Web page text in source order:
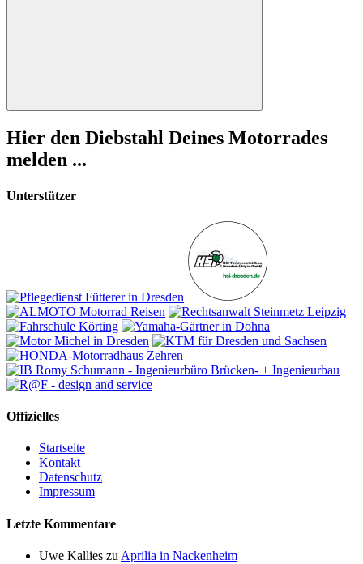
Suchen
Hier den Diebstahl Deines Motorrades
melden ...
Unterstützer
Offizielles
Startseite
Kontakt
Datenschutz
Impressum
Letzte Kommentare
Uwe Kallies zu Aprilia in Nackenheim